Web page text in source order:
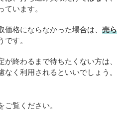
ています。
格にならなかった場合は、 売ら
です。
終わるまで待ちたくない方は、
く利用されるといいでしょう。
覧ください。